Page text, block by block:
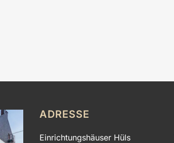
ADRESSE
Einrichtungshäuser Hüls